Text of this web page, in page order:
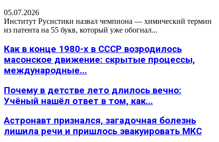
05.07.2026
Институт Русистики назвал чемпиона — химический термин
из патента на 55 букв, который уже обогнал...
Как в конце 1980-х в СССР возродилось
масонское движение: скрытые процессы,
международные...
Почему в детстве лето длилось вечно:
Учёный нашёл ответ в том, как...
Астронавт признался, загадочная болезнь
лишила речи и пришлось эвакуировать МКС